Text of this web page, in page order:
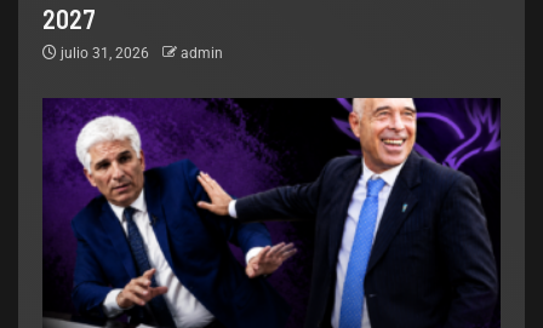
2027
julio 31, 2026 admin